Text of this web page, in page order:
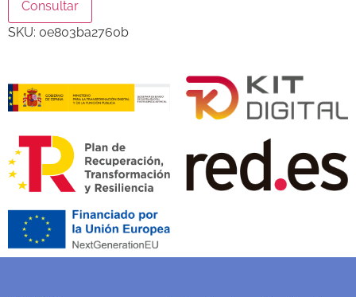
Consultar
SKU: 0e803ba2760b